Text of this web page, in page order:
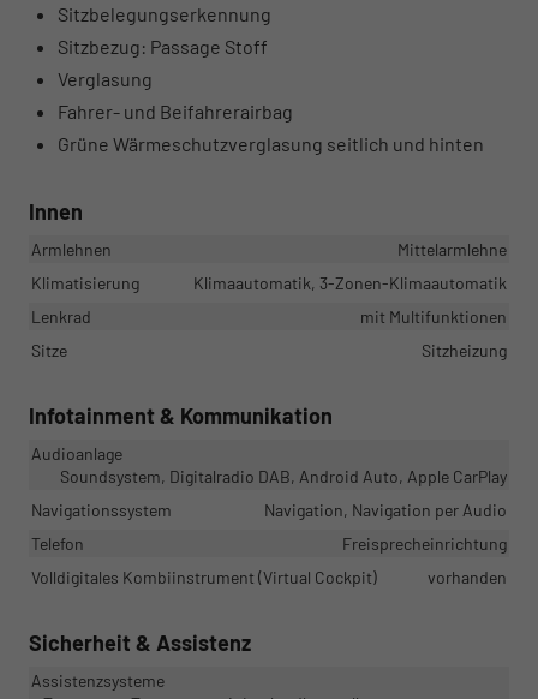
Sitzbelegungserkennung
Sitzbezug: Passage Stoff
Verglasung
Fahrer- und Beifahrerairbag
Grüne Wärmeschutzverglasung seitlich und hinten
Innen
Armlehnen
Mittelarmlehne
Klimatisierung
Klimaautomatik, 3-Zonen-Klimaautomatik
Lenkrad
mit Multifunktionen
Sitze
Sitzheizung
Infotainment & Kommunikation
Audioanlage
Soundsystem, Digitalradio DAB, Android Auto, Apple CarPlay
Navigationssystem
Navigation, Navigation per Audio
Telefon
Freisprecheinrichtung
Volldigitales Kombiinstrument (Virtual Cockpit)
vorhanden
Sicherheit & Assistenz
Assistenzsysteme